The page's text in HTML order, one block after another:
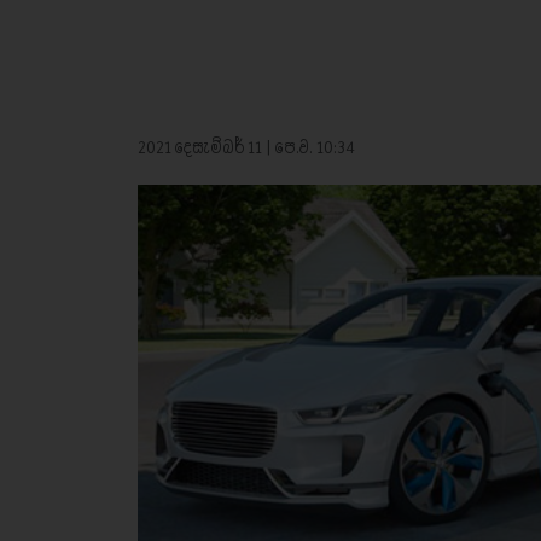
2021 දෙසැම්බර් 11 | පෙ.ව. 10:34